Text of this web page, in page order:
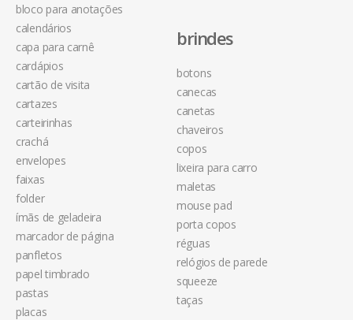
bloco para anotações
calendários
capa para carnê
cardápios
cartão de visita
cartazes
carteirinhas
crachá
envelopes
faixas
folder
ímãs de geladeira
marcador de página
panfletos
papel timbrado
pastas
placas
brindes
botons
canecas
canetas
chaveiros
copos
lixeira para carro
maletas
mouse pad
porta copos
réguas
relógios de parede
squeeze
taças